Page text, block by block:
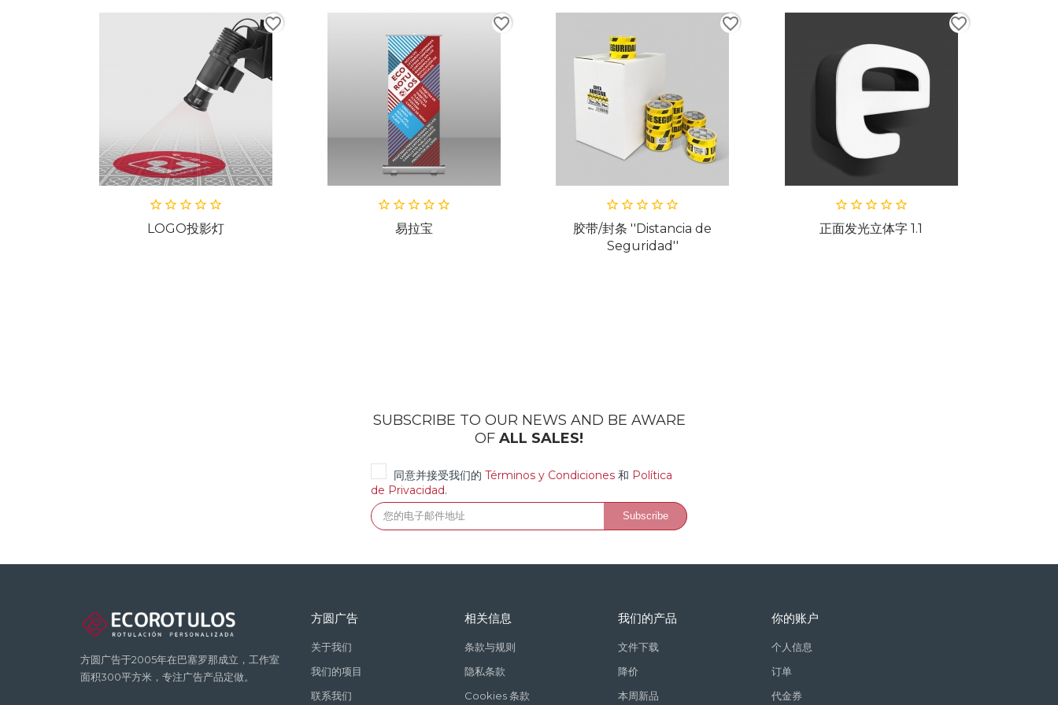
胶带/封条 ''Distancia de
正面发光立体字 1.1 通体发光立体字 2.0
SUBSCRIBE TO OUR NEWS AND BE AWARE
OF ALL SALES!
同意并接受我们的Términos y Condiciones 和 Política
de Privacidad.
方圆广告于2005年在巴塞罗那成立，工作室
面积300平方米，专注广告产品定做。
方圆广告
关于我们
我们的项目
联系我们
相关信息
条款与规则
隐私条款
Cookies 条款
我们的产品
文件下载
降价
本周新品
你的账户
个人信息
订单
代金券